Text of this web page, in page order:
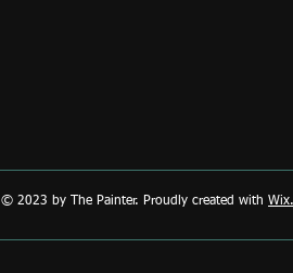
© 2023 by The Painter. Proudly created with